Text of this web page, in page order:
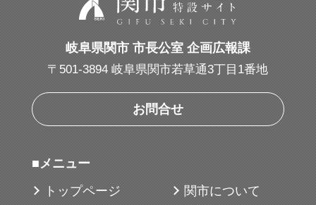
岐阜県関市 市長公室 企画広報課
〒501-3894 岐阜県関市若草通3丁目1番地
お問合せ
■メニュー
トップページ
関市について